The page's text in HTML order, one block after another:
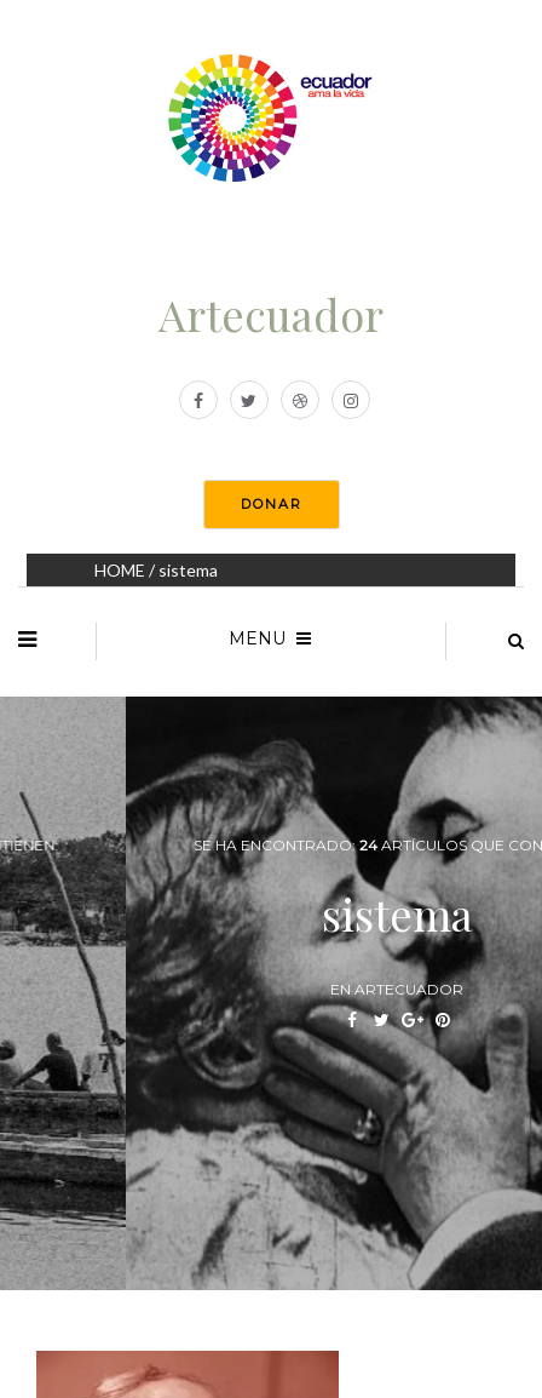
Artecuador
DONAR
HOME / sistema
MENU
SE HA ENCONTRADO:24ARTÍCULOS QUE CONTIENEN:
sistema
EN ARTECUADOR